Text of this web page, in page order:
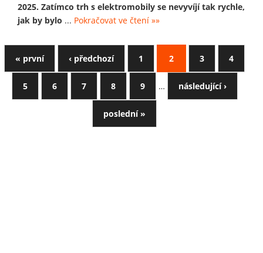
2025. Zatímco trh s elektromobily se nevyvíjí tak rychle,
jak by bylo ... Pokračovat ve čtení »»
« první ‹ předchozí 1 2 3 4
5 6 7 8 9 … následující ›
poslední »